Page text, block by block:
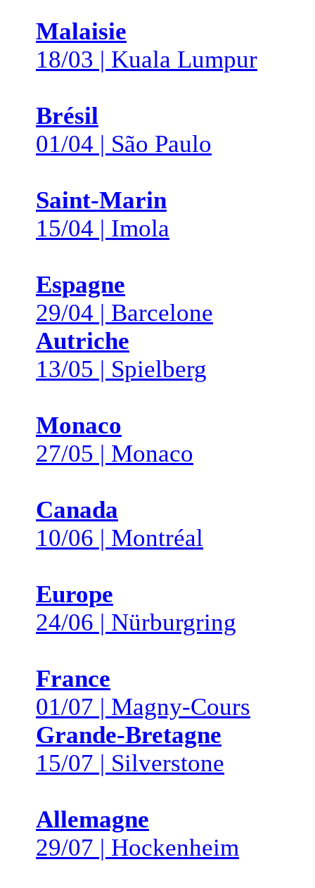
Malaisie
18/03 | Kuala Lumpur
Brésil
01/04 | São Paulo
Saint-Marin
15/04 | Imola
Espagne
29/04 | Barcelone
Autriche
13/05 | Spielberg
Monaco
27/05 | Monaco
Canada
10/06 | Montréal
Europe
24/06 | Nürburgring
France
01/07 | Magny-Cours
Grande-Bretagne
15/07 | Silverstone
Allemagne
29/07 | Hockenheim